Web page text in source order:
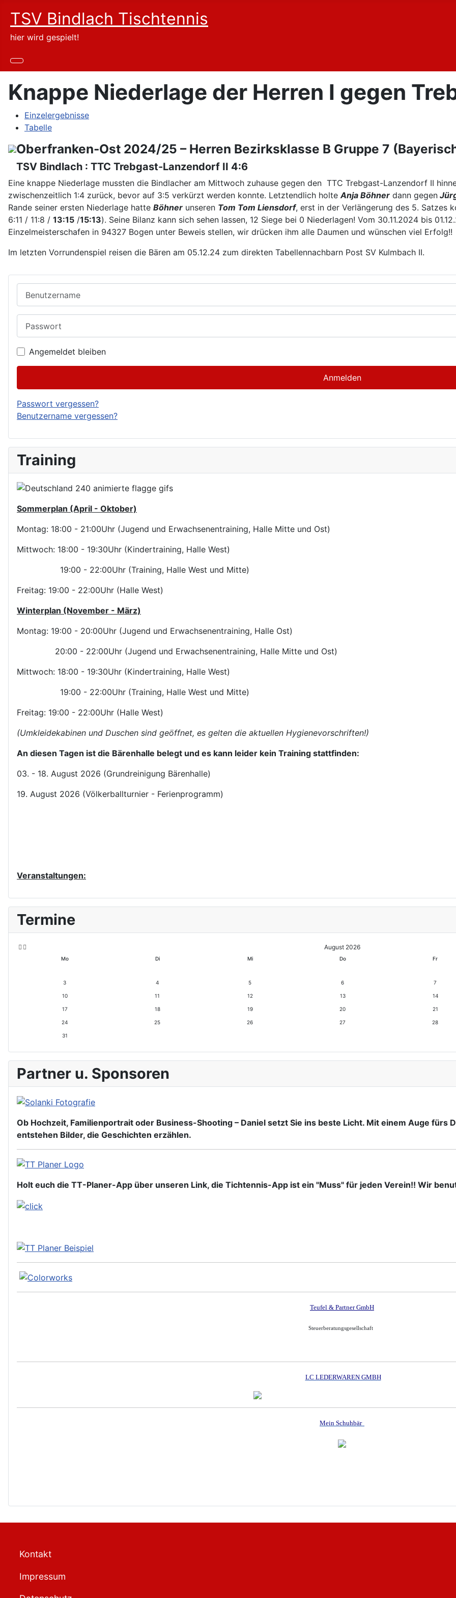
TSV Bindlach Tischtennis
hier wird gespielt!
Knappe Niederlage der Herren I gegen
Einzelergebnisse
Tabelle
Oberfranken-Ost 2024/25 – Herren Bezirksklasse B Gruppe 7
TSV Bindlach : TTC Trebgast-Lanzendorf II 4:6
Eine knappe Niederlage mussten die Bindlacher am Mittwoch zuhause gegen den TTC Trebgast-Lanzendorf II
zwischenzeitlich 1:4 zurück, bevor auf 3:5 verkürzt werden konnte. Letztendlich holteAnja Böhner dann gegen
Rande seiner ersten Niederlage hatte Böhner unseren Tom Tom Liensdorf, erst in der Verlängerung des 5. Satzes
6:11 / 11:8 / 13:15 /15:13). Seine Bilanz kann sich sehen lassen, 12 Siege bei 0 Niederlagen! Vom 30.11.2024 bis
Einzelmeisterschafen in 94327 Bogen unter Beweis stellen, wir drücken ihm alle Daumen und wünschen viel Erfolg!!
Im letzten Vorrundenspiel reisen die Bären am 05.12.24 zum direkten Tabellennachbarn Post SV Kulmbach II.
Angemeldet bleiben
Anmelden
Passwort vergessen?
Benutzername vergessen?
Training
Sommerplan (April - Oktober)
Montag: 18:00 - 21:00Uhr (Jugend und Erwachsenentraining, Halle Mitte und Ost)
Mittwoch: 18:00 - 19:30Uhr (Kindertraining, Halle West)
19:00 - 22:00Uhr (Training, Halle West und Mitte)
Freitag: 19:00 - 22:00Uhr (Halle West)
Winterplan (November - März)
Montag: 19:00 - 20:00Uhr (Jugend und Erwachsenentraining, Halle Ost)
20:00 - 22:00Uhr (Jugend und Erwachsenentraining, Halle Mitte und Ost)
Mittwoch: 18:00 - 19:30Uhr (Kindertraining, Halle West)
19:00 - 22:00Uhr (Training, Halle West und Mitte)
Freitag: 19:00 - 22:00Uhr (Halle West)
(Umkleidekabinen und Duschen sind geöffnet, es gelten die aktuellen Hygienevorschriften!)
An diesen Tagen ist die Bärenhalle belegt und es kann leider kein Training stattfinden:
03. - 18. August 2026 (Grundreinigung Bärenhalle)
19. August 2026 (Völkerballturnier - Ferienprogramm)
Veranstaltungen:
Termine
V
o
h
e
V
o
h
e
August 2026
Mo Di Mi Do Fr
3 4 5 6 7
10 11 12 13 14
17 18 19 20 21
24 25 26 27 28
31
Partner u. Sponsoren
Ob Hochzeit, Familienportrait oder Business-Shooting – Daniel setzt Sie ins beste Licht. Mit einem Auge fürs
entstehen Bilder, die Geschichten erzählen.
Holt euch die TT-Planer-App über unseren Link, die Tichtennis-App ist ein "Muss" für jeden Verein!! Wir
Teufel & Partner GmbH
Steuerberatungsgesellschaft
LC LEDERWAREN GMBH
Mein Schuhbär
Kontakt
Impressum